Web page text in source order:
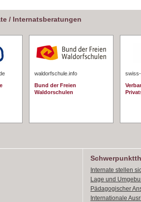
/ Internatsberatungen
waldorfschule.info
Bund der Freien
Waldorschulen
Internate stellen
Lage und
Pädagogischer
Internationale